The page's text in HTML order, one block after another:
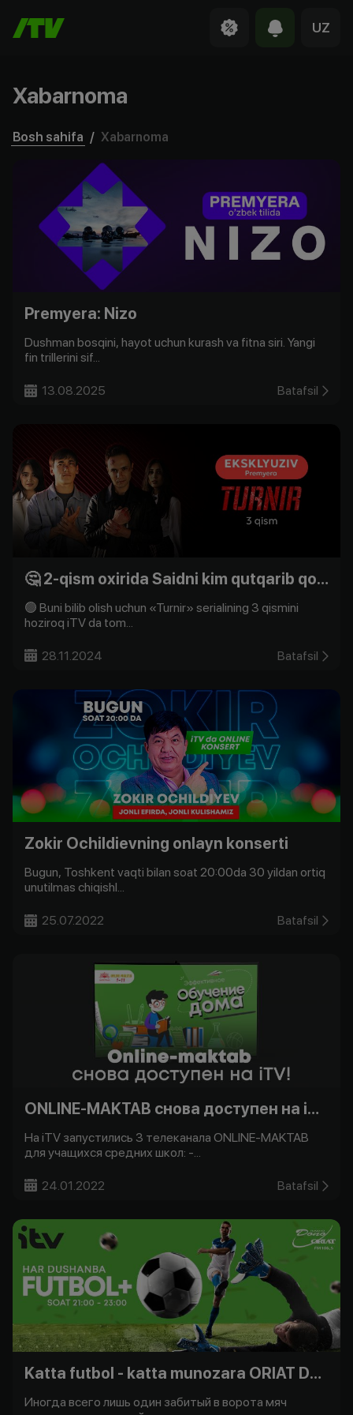
UZ
Xabarnoma
Bosh sahifa / Xabarnoma
Premyera: Nizo
Dushman bosqini, hayot uchun kurash va fitna siri. Yangi
fin trillerini sif...
13.08.2025 Batafsil
🤔 2-qism oxirida Saidni kim qutqarib qoldi?
🟢 Buni bilib olish uchun «Turnir» serialining 3 qismini
hoziroq iTV da tom...
28.11.2024 Batafsil
Zokir Ochildievning onlayn konserti
Bugun, Toshkent vaqti bilan soat 20:00da 30 yildan ortiq
unutilmas chiqishl...
25.07.2022 Batafsil
ONLINE-MAKTAB снова доступен на iTV!
На iTV запустились 3 телеканала ONLINE-MAKTAB
для учащихся средних школ: -...
24.01.2022 Batafsil
Katta futbol - katta munozara ORIAT Dono bilan -
Иногда всего лишь один забитый в ворота мяч